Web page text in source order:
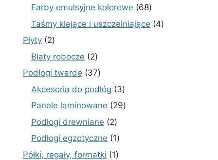
Farby emulsyjne kolorowe 6868
produktów
Taśmy klejące i uszczelniające 44
Płyty 22
produkty
Blaty robocze 22
produkty
Podłogi twarde 3737
produktów
Akcesoria do podłóg 33
produkty
Panele laminowane 2929
Podłogi drewniane 22
produkty
Podłogi egzotyczne 11
produkt
Półki, regały, formatki 11